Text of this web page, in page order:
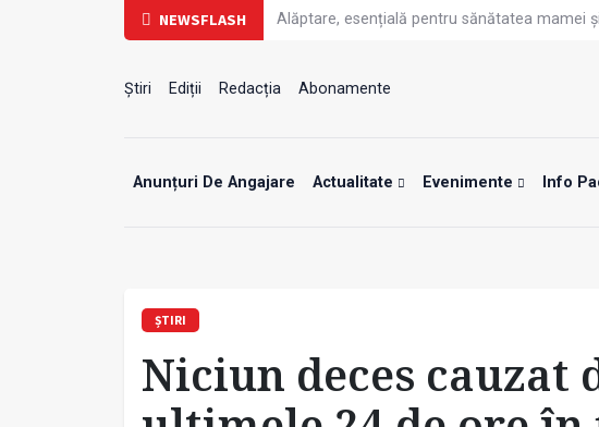
NEWSFLASH
Alăptare, esențială pentru sănătatea mamei
Demersuri pentru acces transfrontalier la
Food noise: motivul pentru care 8 din 10
Știri Ediții Redacția Abonamente
Anunțuri De Angajare Actualitate Evenimente Info
ȘTIRI
Niciun deces cauzat